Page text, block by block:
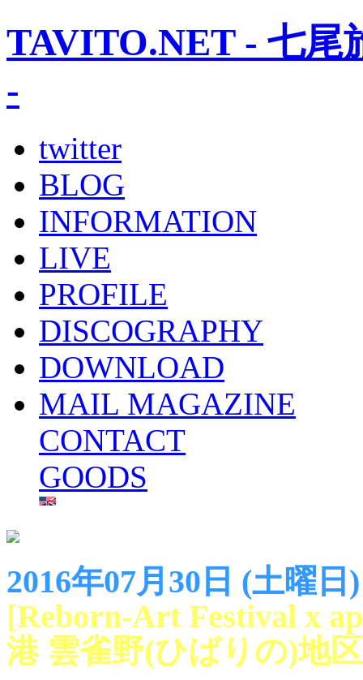
TAVITO.NET - 七尾
-
twitter
BLOG
INFORMATION
LIVE
PROFILE
DISCOGRAPHY
DOWNLOAD
MAIL MAGAZINE
CONTACT
GOODS
2016年07月30日 (土曜日)
[Reborn-Art Festival x
港 雲雀野(ひばりの)地区